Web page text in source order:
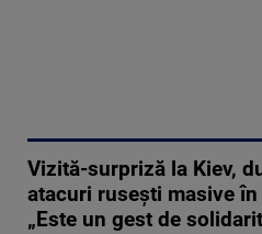
Vizită-surpriză la Kiev,
atacuri rusești masive
„Este un gest de